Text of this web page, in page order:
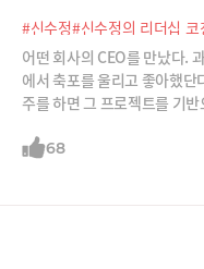
#신수정#신수정의 리더십 코
어떤 회사의 CEO를 만났다.
에서 축포를 울리고 좋아했
주를 하면 그 프로젝트를 기
데 수주를 했으니 기쁨과 희망
68